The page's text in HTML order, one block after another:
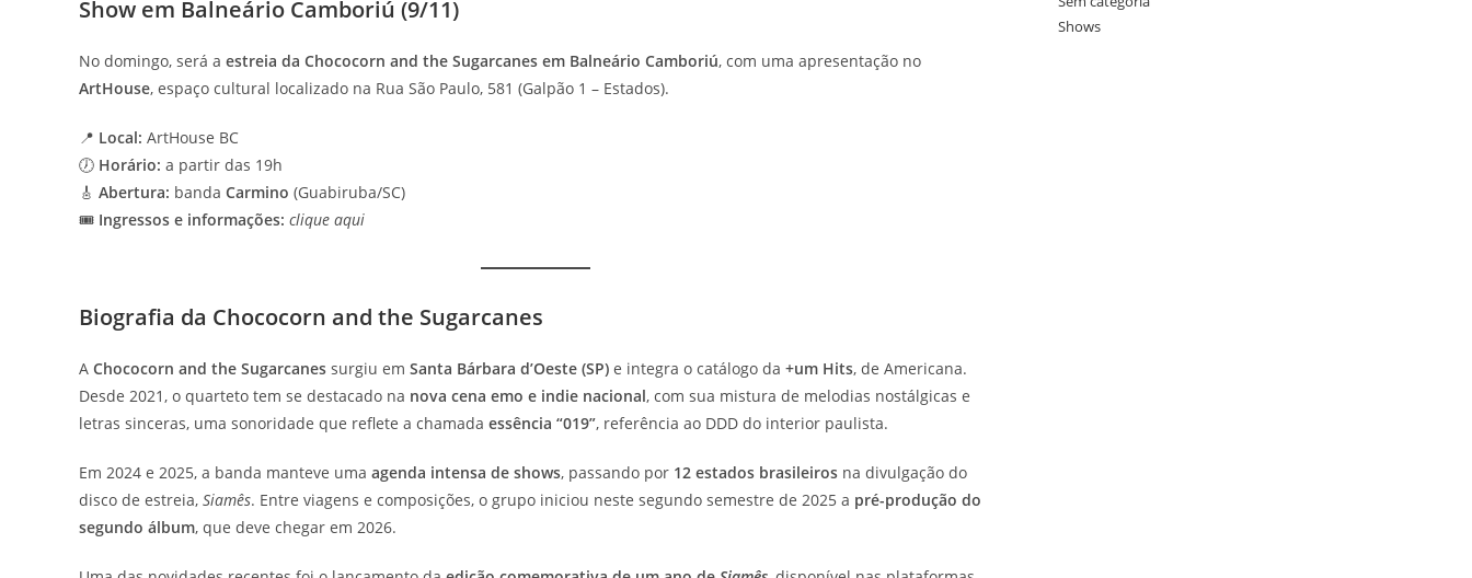
Show em Balneário Camboriú (9/11)
No domingo, será a estreia da Chococorn and the Sugarcanes em Balneário Camboriú, com uma apresentação no
ArtHouse, espaço cultural localizado na Rua São Paulo, 581 (Galpão 1 – Estados).
📍 Local: ArtHouse BC
🕖 Horário: a partir das 19h
🎸 Abertura: banda Carmino (Guabiruba/SC)
🎟️ Ingressos e informações: clique aqui
Biografia da Chococorn and the Sugarcanes
A Chococorn and the Sugarcanes surgiu em Santa Bárbara d’Oeste (SP) e integra o catálogo da +um Hits, de Americana.
Desde 2021, o quarteto tem se destacado na nova cena emo e indie nacional, com sua mistura de melodias nostálgicas e
letras sinceras, uma sonoridade que reflete a chamada essência “019”, referência ao DDD do interior paulista.
Em 2024 e 2025, a banda manteve uma agenda intensa de shows, passando por 12 estados brasileiros na divulgação do
disco de estreia, Siamês. Entre viagens e composições, o grupo iniciou neste segundo semestre de 2025 a pré-produção do
segundo álbum, que deve chegar em 2026.
Shows